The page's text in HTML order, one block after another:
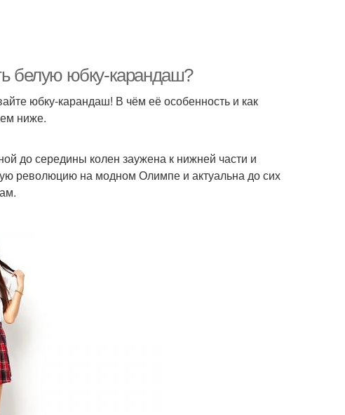
белую юбку-карандаш?
юбку-карандаш! В чём её особенность и как
ниже.
до середины колен заужена к нижней части и
революцию на модном Олимпе и актуальна до сих